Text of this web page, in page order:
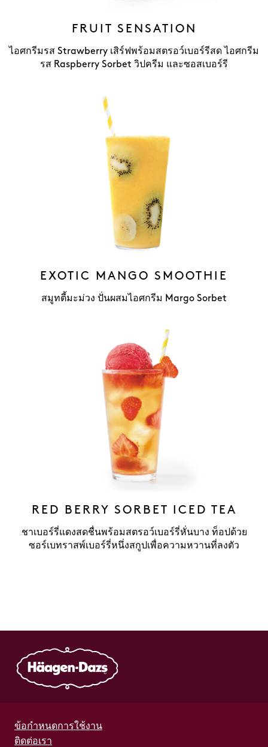
FRUIT SENSATION
ไอศกรีมรส Strawberry เสิร์ฟพร้อมสตรอว์เบอร์รีสด ไอศกรีม
รส Raspberry Sorbet วิปครีม และซอสเบอร์รี
EXOTIC MANGO SMOOTHIE
สมูทตี้มะม่วง ปั่นผสมไอศกรีม Margo Sorbet
RED BERRY SORBET ICED TEA
ชาเบอร์รี่แดงสดชื่นพร้อมสตรอว์เบอร์รี่หั่นบาง ท็อปด้วย
ซอร์เบทราสพ์เบอร์รี่หนึ่งสกูปเพื่อความหวานที่ลงตัว
ข้อกำหนดการใช้งาน
ติดต่อเรา